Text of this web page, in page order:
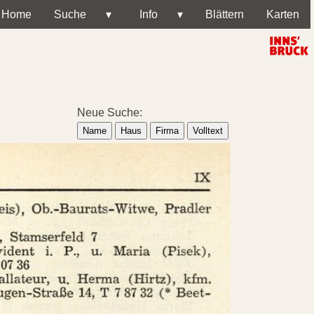
Home Suche ▾ Info ▾ Blättern Karten
Neue Suche:
Name Haus Firma Volltext